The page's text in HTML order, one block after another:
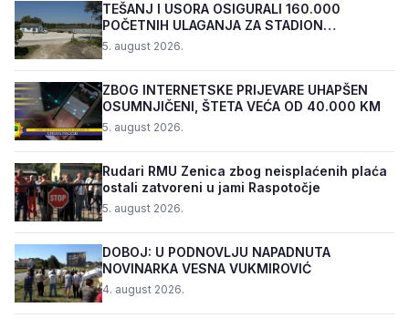
TEŠANJ I USORA OSIGURALI 160.000
POČETNIH ULAGANJA ZA STADION
„TOPOLIK“
5. august 2026.
ZBOG INTERNETSKE PRIJEVARE UHAPŠEN
OSUMNJIČENI, ŠTETA VEĆA OD 40.000 KM
5. august 2026.
Rudari RMU Zenica zbog neisplaćenih plaća
ostali zatvoreni u jami Raspotočje
5. august 2026.
DOBOJ: U PODNOVLJU NAPADNUTA
NOVINARKA VESNA VUKMIROVIĆ
4. august 2026.